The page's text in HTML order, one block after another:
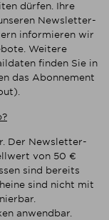
dürfen. Ihre
Newsletter-
informieren wir
Weitere
finden Sie in
das Abonnement
Der Newsletter-
von 50 €
sind bereits
sind nicht mit
anwendbar.